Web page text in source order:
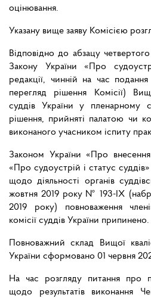
оцінювання.
Указану вище заяву Комісією
Відповідно до абзацу
Закону України «Про
редакції, чинній на час
перегляд рішення Комісії)
суддів України у пленарному
рішення, прийняті палатою чи
виконаного учасником іспиту
Законом України «Про
«Про судоустрій і статус
щодо діяльності органів
жовтня 2019 року № 193-ІХ
2019 року) повноваження
комісії суддів України припинено.
Повноважний склад Вищої
України сформовано 01 червня
На час розгляду питання про
щодо результатів виконання